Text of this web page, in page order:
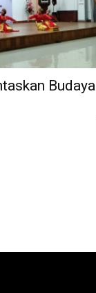
Budaya